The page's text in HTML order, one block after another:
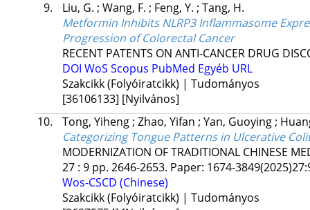
9.
Liu, G. ; Wang, F. ; Feng, Y. ; Tang, H.
Metformin Inhibits NLRP3 Inflammasome
Progression of Colorectal Cancer
RECENT PATENTS ON ANTI-CANCER DRUG
DOI WoS Scopus PubMed Egyéb URL
Szakcikk (Folyóiratcikk) | Tudományos
[36106133] [Nyilvános]
10.
Tong, Yiheng; Zhao, Yifan ; Yan, Guoying;
Categorizing Tongue Patterns in Ulcerative
MODERNIZATION OF TRADITIONAL CHINESE
27: 9 pp. 2646-2653. Paper: 1674-
Wos-CSCD (Chinese)
Szakcikk (Folyóiratcikk) | Tudományos